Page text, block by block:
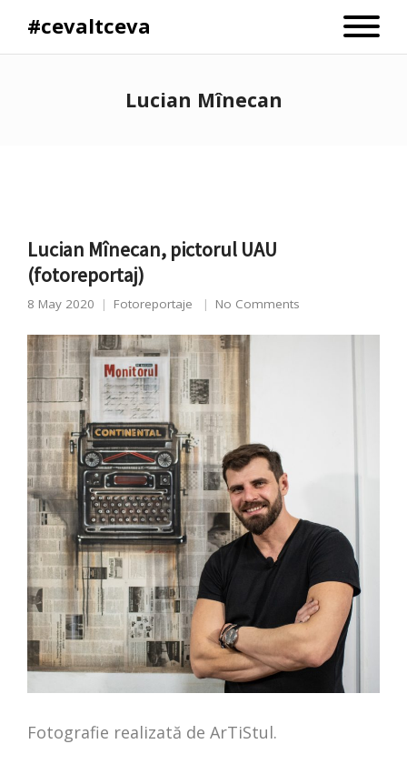
#cevaltceva
Lucian Mînecan
Lucian Mînecan, pictorul UAU
(fotoreportaj)
8 May 2020 Fotoreportaje No Comments
Fotografie realizată de ArTiStul.